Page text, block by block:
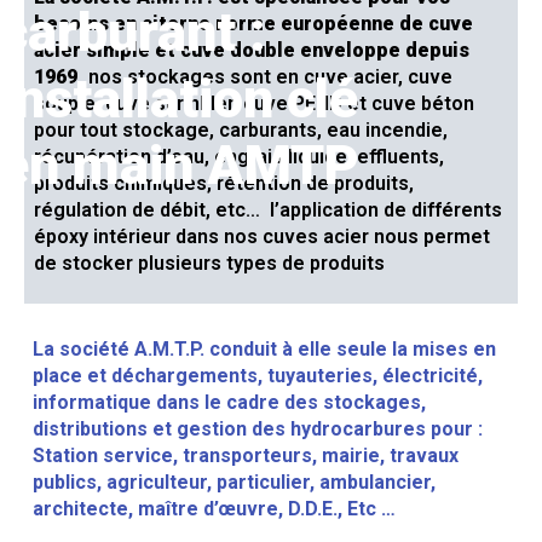
carburant :
installation clé
en main AMTP
besoins en citerne norme européenne de cuve
acier simple et cuve double enveloppe depuis
1969,nos stockages sont en cuve acier, cuve
souple, cuve sprinkler, cuve PEHD et cuve béton
pour tout stockage, carburants, eau incendie,
récupération d’eau, engrais liquide, effluents,
produits chimiques, rétention de produits,
régulation de débit, etc… l’application de différents
époxy intérieur dans nos cuves acier nous permet
de stocker plusieurs types de produits
La société A.M.T.P. conduit à elle seule la mises en
place et déchargements, tuyauteries, électricité,
informatique dans le cadre des stockages,
distributions et gestion des hydrocarbures pour :
Station service, transporteurs, mairie, travaux
publics, agriculteur, particulier, ambulancier,
architecte, maître d’œuvre, D.D.E., Etc …